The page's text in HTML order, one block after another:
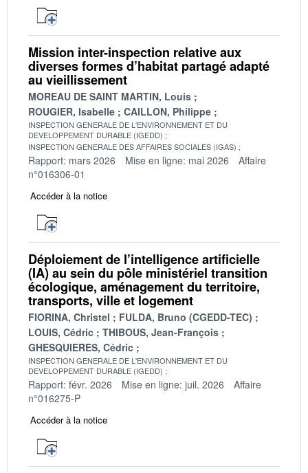
Mission inter-inspection relative aux
diverses formes d’habitat partagé adapté
au vieillissement
MOREAU DE SAINT MARTIN, Louis
ROUGIER, Isabelle
CAILLON, Philippe
INSPECTION GENERALE DE L'ENVIRONNEMENT ET DU
DEVELOPPEMENT DURABLE (IGEDD)
INSPECTION GENERALE DES AFFAIRES SOCIALES (IGAS)
Rapport: mars 2026 Mise en ligne: mai 2026
Affaire
n°016306-01
Accéder à la notice
Déploiement de l’intelligence artificielle
(IA) au sein du pôle ministériel transition
écologique, aménagement du territoire,
transports, ville et logement
FIORINA, Christel
FULDA, Bruno (CGEDD-TEC)
LOUIS, Cédric
THIBOUS, Jean-François
GHESQUIERES, Cédric
INSPECTION GENERALE DE L'ENVIRONNEMENT ET DU
DEVELOPPEMENT DURABLE (IGEDD)
Rapport: févr. 2026 Mise en ligne: juil. 2026
Affaire
n°016275-P
Accéder à la notice